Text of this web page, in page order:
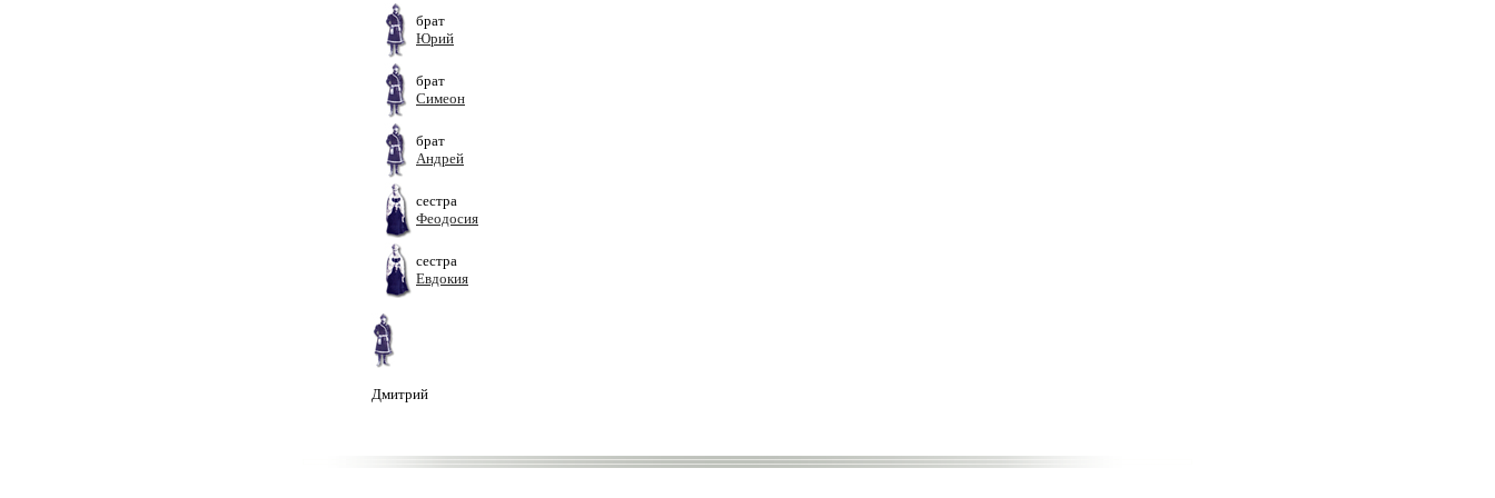
брат
Юрий
брат
Симеон
брат
Андрей
сестра
Феодосия
сестра
Евдокия
Дмитрий